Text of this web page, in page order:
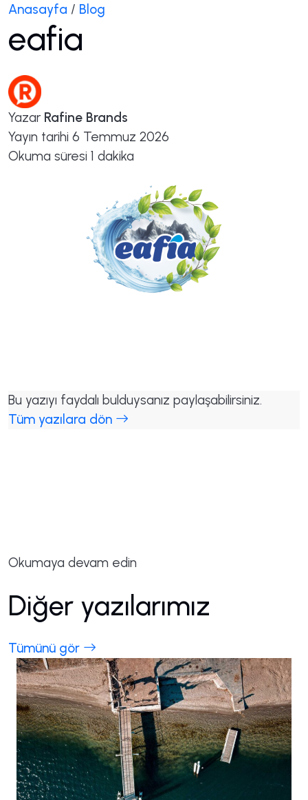
Anasayfa / Blog
eafia
Yazar Rafine Brands
Yayın tarihi 6 Temmuz 2026
Okuma süresi 1 dakika
Bu yazıyı faydalı bulduysanız paylaşabilirsiniz.
Tüm yazılara dön
Okumaya devam edin
Diğer yazılarımız
Tümünü gör